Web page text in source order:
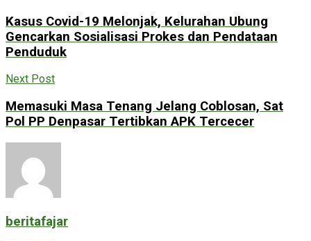
Kasus Covid-19 Melonjak, Kelurahan Ubung
Gencarkan Sosialisasi Prokes dan Pendataan
Penduduk
Next Post
Memasuki Masa Tenang Jelang Coblosan, Sat
Pol PP Denpasar Tertibkan APK Tercecer
beritafajar